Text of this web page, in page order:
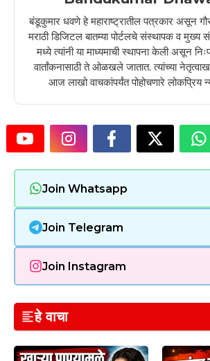
बंडूकुमार धवणे हे महाराष्ट्रातील पत्रकार असून
मराठी डिजिटल बातम्या पोर्टलचे संस्थापक व
मध्ये त्यांनी या माध्यमाची स्थापना केली असून
वार्तांकनासाठी ते ओळखले जातात. त्यांच्या
आज लाखो वाचकांपर्यंत पोहोचणारे लोकप्रिय
Join Whatsapp
Join Telegram
Join Instagram
हे वाचा